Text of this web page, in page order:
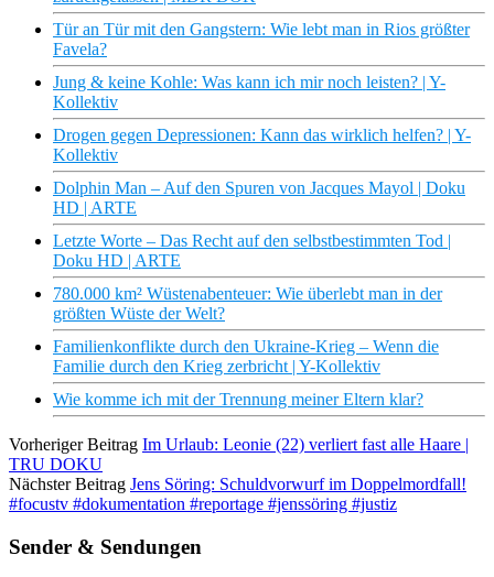
Tür an Tür mit den Gangstern: Wie lebt man in Rios größter
Favela?
Jung & keine Kohle: Was kann ich mir noch leisten? | Y-
Kollektiv
Drogen gegen Depressionen: Kann das wirklich helfen? | Y-
Kollektiv
Dolphin Man – Auf den Spuren von Jacques Mayol | Doku
HD | ARTE
Letzte Worte – Das Recht auf den selbstbestimmten Tod |
Doku HD | ARTE
780.000 km² Wüstenabenteuer: Wie überlebt man in der
größten Wüste der Welt?
Familienkonflikte durch den Ukraine-Krieg – Wenn die
Familie durch den Krieg zerbricht | Y-Kollektiv
Wie komme ich mit der Trennung meiner Eltern klar?
Vorheriger Beitrag Im Urlaub: Leonie (22) verliert fast alle Haare |
TRU DOKU
Nächster Beitrag Jens Söring: Schuldvorwurf im Doppelmordfall!
#focustv #dokumentation #reportage #jenssöring #justiz
Sender & Sendungen